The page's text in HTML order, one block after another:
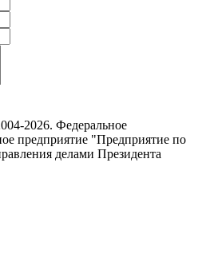
2026. Федеральное
предприятие "Предприятие по
делами Президента